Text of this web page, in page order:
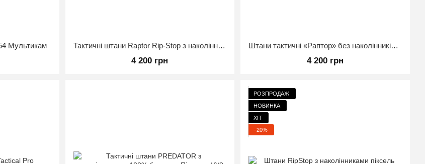
54 Мультикам Тактичні штани Raptor Rip-Stop з наколінниками EVA Піксель 46/3
4 200 грн
Штани тактичні «Раптор» без наколінників Койот Розмір 46/4
4 200 грн
РОЗПРОДАЖ
НОВИНКА
ХІТ
−20%